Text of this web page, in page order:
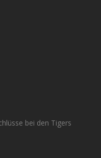
bei den Tigers